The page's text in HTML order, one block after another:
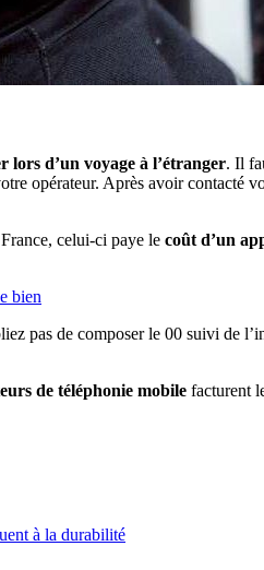
lors d’un voyage à l’étranger. Il
opérateur. Après avoir contacté
celui-ci paye le coût d’un
bien
pas de composer le 00 suivi
de téléphonie mobile facturent
à la durabilité